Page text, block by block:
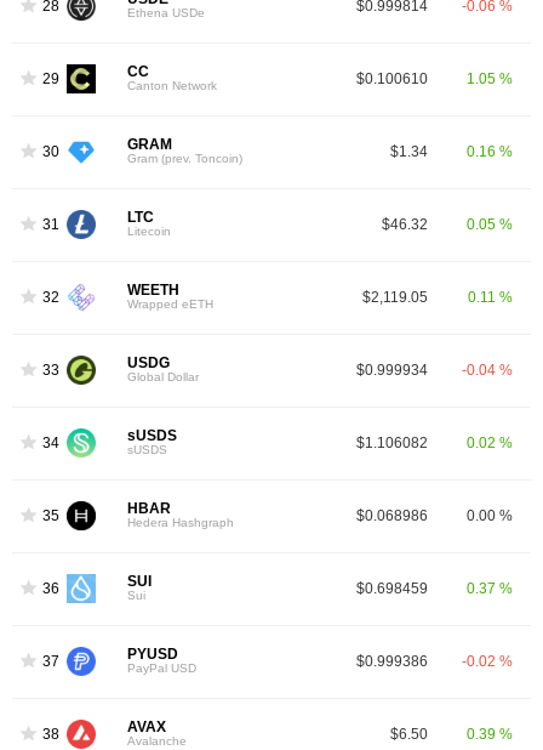
28 Ethena USDe $0.999814 -0.06 %
29 CC
Canton Network $0.100610 1.05 %
30 GRAM
Gram (prev. Toncoin) $1.34 0.16 %
31 LTC
Litecoin $46.32 0.05 %
32 WEETH
Wrapped eETH $2,119.05 0.11 %
33 USDG
Global Dollar $0.999934 -0.04 %
34 sUSDS
sUSDS $1.106082 0.02 %
35 HBAR
Hedera Hashgraph $0.068986 0.00 %
36 SUI
Sui $0.698459 0.37 %
37 PYUSD
PayPal USD $0.999386 -0.02 %
38 AVAX
Avalanche $6.50 0.39 %